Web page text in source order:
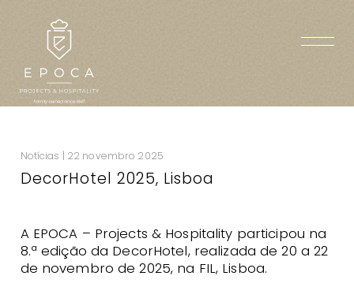
Notícias | 22 novembro 2025
DecorHotel 2025, Lisboa
A EPOCA – Projects & Hospitality participou na
8.ª edição da DecorHotel, realizada de 20 a 22
de novembro de 2025, na FIL, Lisboa.